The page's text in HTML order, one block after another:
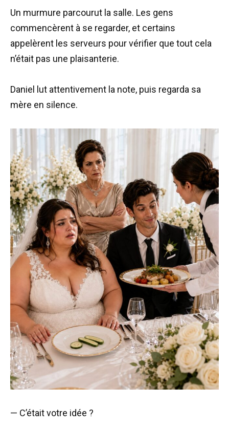
Un murmure parcourut la salle. Les gens
commencèrent à se regarder, et certains
appelèrent les serveurs pour vérifier que tout cela
n’était pas une plaisanterie.
Daniel lut attentivement la note, puis regarda sa
mère en silence.
— C’était votre idée ?